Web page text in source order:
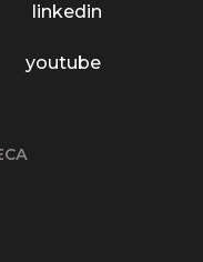
linkedin
youtube